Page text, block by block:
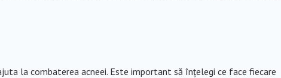
la combaterea acneei. Este important să înțelegi ce face fiecare